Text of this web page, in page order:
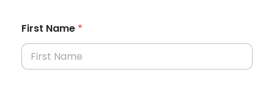
First Name *